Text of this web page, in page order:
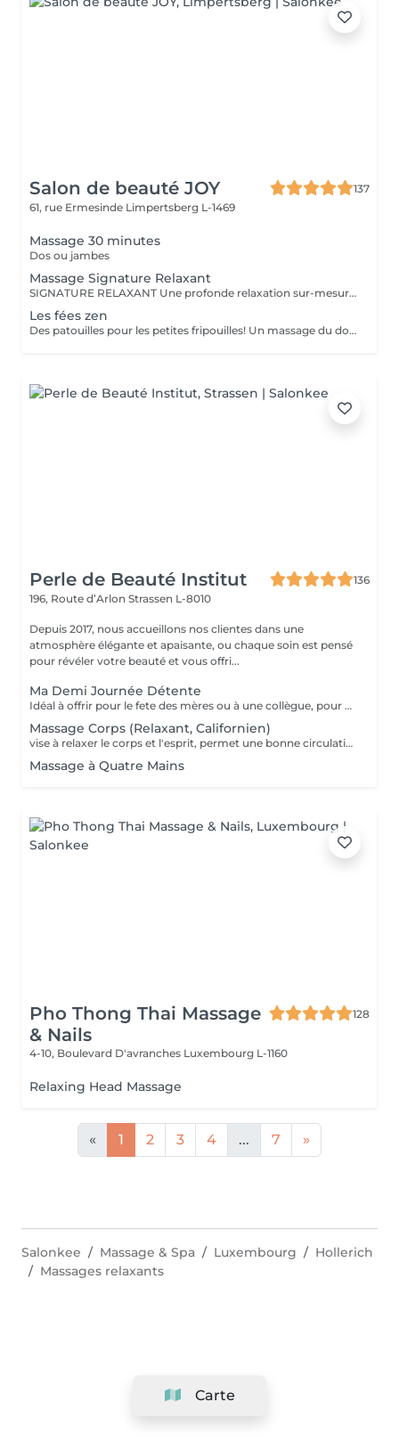
Salon de beauté JOY
137
61, rue Ermesinde Limpertsberg L-1469
Massage 30 minutes
Dos ou jambes
Massage Signature Relaxant
SIGNATURE RELAXANT Une profonde relaxation sur-mesure avec ce massage signature réalisé avec les iconiques essences d'estime, huiles végétales 100% biologiques. Pour être profondément détendu.e. Inspiré du modelage californien, le massage signature relaxant associe les mouvements lents, fluides, enveloppants, harmonieux, qui enveloppent le corps dans sa globalité.
Les fées zen
Des patouilles pour les petites fripouilles! Un massage du dos , des bras, des mains . Une sensation de calme et d'apaisement , un temps pour soi pour déconnecter des tablettes et reconnecter avec son corps et son esprit.
Perle de Beauté Institut
136
196, Route d’Arlon Strassen L-8010
Depuis 2017, nous accueillons nos clientes dans une
atmosphère élégante et apaisante, ou chaque soin est pensé
pour révéler votre beauté et vous offri...
Ma Demi Journée Détente
Idéal à offrir pour le fete des mères ou à une collègue, pour un anniversaire, pour faire se faire plaisir et se détendre tout simplement. Il contient les soins suivants : Un massage relaxant de 60 min pour le corps + Soin du visage MosaïqueModelante+ spa paraffine les mains + spa paraffine les pieds
Massage Corps (Relaxant, Californien)
vise à relaxer le corps et l'esprit, permet une bonne circulation des flux sanguins et énergétiques dans le corps, assouplit les muscles, tonifie la peau.
Massage à Quatre Mains
Pho Thong Thai Massage
& Nails
128
4-10, Boulevard D'avranches Luxembourg L-1160
Relaxing Head Massage
« 1 2 3 4 ... 7 »
Carte
Salonkee Massage & Spa Luxembourg
Hollerich
Massages relaxants